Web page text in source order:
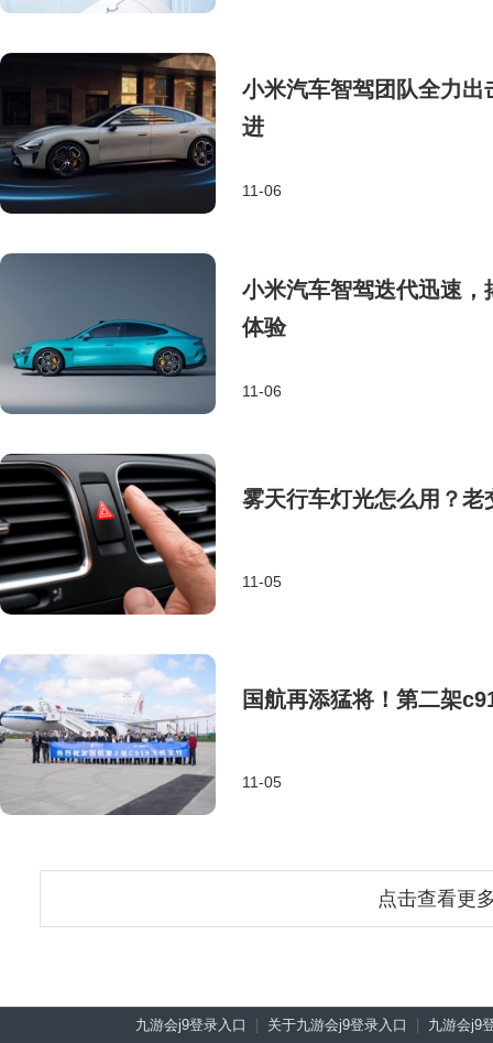
小米汽车智驾团队全力
进
11-06
小米汽车智驾迭代迅速
体验
11-06
雾天行车灯光怎么用？
11-05
国航再添猛将！第二架
11-05
点击查看更
九游会j9登录入口 关于九游会j9登录入口 九游会j9